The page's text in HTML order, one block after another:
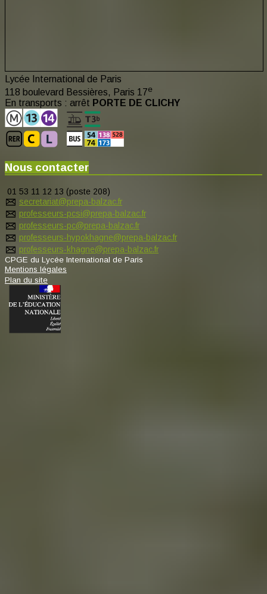
Lycée International de Paris
118 boulevard Bessières, Paris 17e
En transports : arrêt PORTE DE CLICHY
Nous contacter
01 53 11 12 13 (poste 208)
secretariat@prepa-balzac.fr
professeurs-pcsi@prepa-balzac.fr
professeurs-pc@prepa-balzac.fr
professeurs-hypokhagne@prepa-balzac.fr
professeurs-khagne@prepa-balzac.fr
CPGE du Lycée International de Paris
Mentions légales
Plan du site